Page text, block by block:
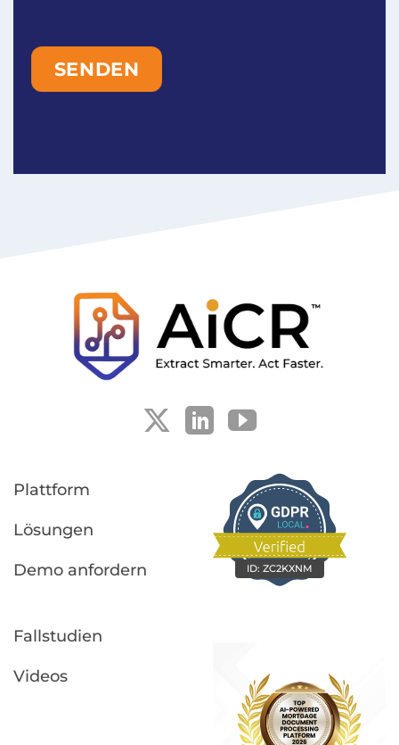
Plattform
Lösungen
Demo anfordern
Fallstudien
Videos
ID: ZC2KXNM